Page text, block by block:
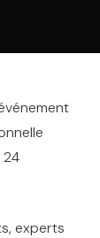
24
experts